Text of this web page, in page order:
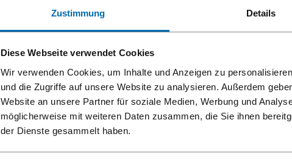
Zustimmung Details
Diese Webseite verwendet Cookies
Wir verwenden Cookies, um Inhalte und Anzeigen zu
und die Zugriffe auf unsere Website zu analysieren. Außerdem
Website an unsere Partner für soziale Medien, Werbung und
möglicherweise mit weiteren Daten zusammen, die Sie ihnen
der Dienste gesammelt haben.
eine besonders wichtige Rolle gespielt:
hineingeschossen werden und später
herausgedreht werden können. Und
bestehende Nägel namens
Energie-, Material- und